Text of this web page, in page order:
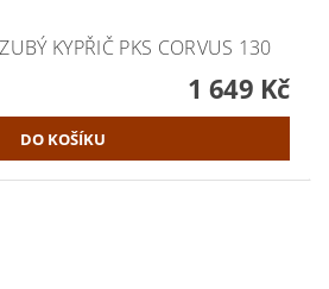
KYPŘIČ PKS CORVUS 130
1 649 Kč